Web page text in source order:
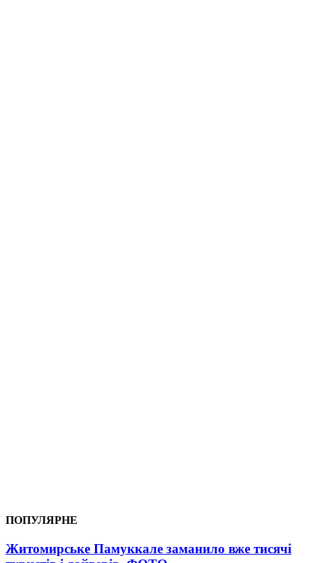
ПОПУЛЯРНЕ
Житомирське Памуккале заманило вже тисячі